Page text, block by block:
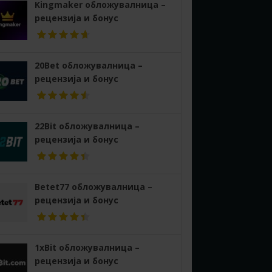
Kingmaker обложувалница –
рецензија и бонус
20Bet обложувалница –
рецензија и бонус
22Bit обложувалница –
рецензија и бонус
Betet77 обложувалница –
рецензија и бонус
1xBit обложувалница –
рецензија и бонус